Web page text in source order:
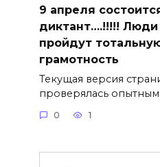
9 апреля
диктант….!!!!! Люди
пройдут
грамотность
Текущая версия
проверялась
0 1